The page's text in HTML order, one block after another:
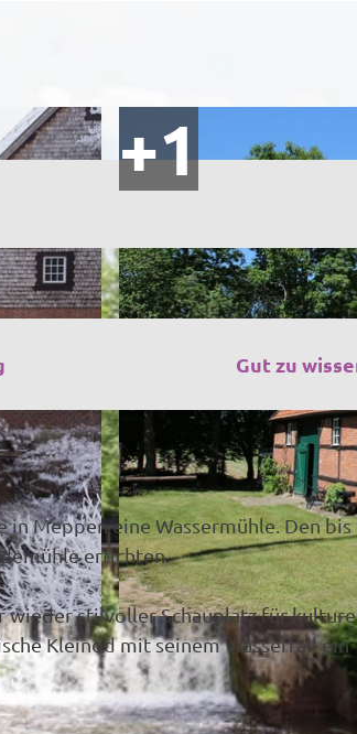
© Birgit Janknecht | CC-BY-SA
Gut zu
Meppen eine Wassermühle. Den
errichten.
wieder stilvoller Schauplatz für
Kleinod mit seinem Wasserfall ein